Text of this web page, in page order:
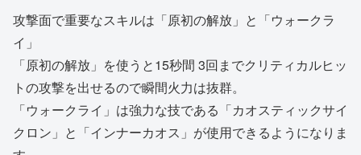
攻撃面で重要なスキルは「原初の解放」と「ウォークラ
イ」
「原初の解放」を使うと15秒間 3回までクリティカルヒッ
トの攻撃を出せるので瞬間火力は抜群。
「ウォークライ」は強力な技である「カオスティックサイ
クロン」と「インナーカオス」が使用できるようになりま